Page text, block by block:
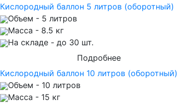
Кислородный баллон 5 литров (оборотный)
Объем - 5 литров
Масса - 8.5 кг
На складе- до 30 шт.
Подробнее
Кислородный баллон 10 литров (оборотный)
Объем - 10 литров
Масса - 15 кг